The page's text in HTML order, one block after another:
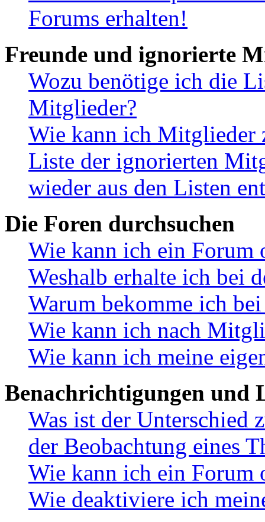
Forums erhalten!
Freunde und ignorierte
Wozu benötige ich die
Mitglieder?
Wie kann ich Mitglieder
Liste der ignorierten
wieder aus den Listen
Die Foren durchsuchen
Wie kann ich ein Forum
Weshalb erhalte ich bei
Warum bekomme ich
Wie kann ich nach
Wie kann ich meine
Benachrichtigungen und
Was ist der Unterschied
der Beobachtung eines
Wie kann ich ein Forum
Wie deaktiviere ich